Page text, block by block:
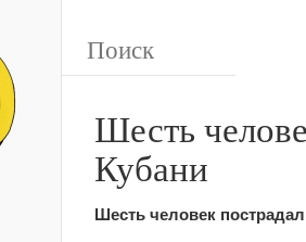
Шесть
Кубани
Шесть человек